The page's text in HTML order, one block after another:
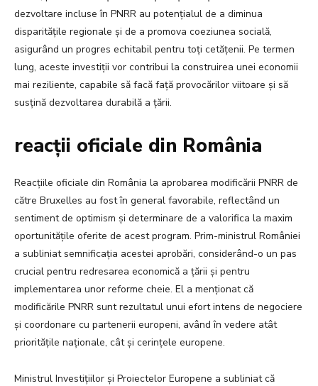
dezvoltare incluse în PNRR au potențialul de a diminua
disparitățile regionale și de a promova coeziunea socială,
asigurând un progres echitabil pentru toți cetățenii. Pe termen
lung, aceste investiții vor contribui la construirea unei economii
mai reziliente, capabile să facă față provocărilor viitoare și să
susțină dezvoltarea durabilă a țării.
reacții oficiale din România
Reacțiile oficiale din România la aprobarea modificării PNRR de
către Bruxelles au fost în general favorabile, reflectând un
sentiment de optimism și determinare de a valorifica la maxim
oportunitățile oferite de acest program. Prim-ministrul României
a subliniat semnificația acestei aprobări, considerând-o un pas
crucial pentru redresarea economică a țării și pentru
implementarea unor reforme cheie. El a menționat că
modificările PNRR sunt rezultatul unui efort intens de negociere
și coordonare cu partenerii europeni, având în vedere atât
prioritățile naționale, cât și cerințele europene.
Ministrul Investițiilor și Proiectelor Europene a subliniat că